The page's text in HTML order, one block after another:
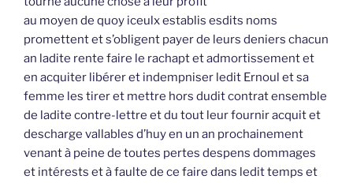
au moyen de quoy iceulx establis esdits noms
promettent et s’obligent payer de leurs deniers chacun
an ladite rente faire le rachapt et admortissement et
en acquiter libérer et indempniser ledit Ernoul et sa
femme les tirer et mettre hors dudit contrat ensemble
de ladite contre-lettre et du tout leur fournir acquit et
descharge vallables d’huy en un an prochainement
venant à peine de toutes pertes despens dommages
et intérests et à faulte de ce faire dans ledit temps et